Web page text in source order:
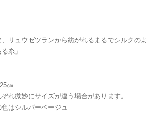
、リュウゼツランから紡がれるまるでシルクのよ
糸」
㎝
れ微妙にサイズが違う場合があります。
色はシルバーベージュ